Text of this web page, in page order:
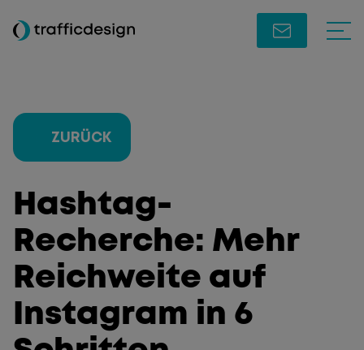
ZURÜCK
Hashtag-
Recherche: Mehr
Reichweite auf
Instagram in 6